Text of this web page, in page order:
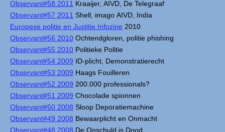
Observant#58 2011 Kraaijer, AIVD, De Telegraaf
Observant#57 2011 Shell, imago AIVD, India
Europese politie en Justitie Infozine 2010
Observant#56 2010 Ochtendgloren, politie phishing
Observant#55 2010 Politieke Politie
Observant#54 2009 ID-plicht, Demonstratierecht
Observant#53 2009 Haags Fouilleren
Observant#52 2009 200.000 professionals?
Observant#51 2009 Chocolade spionnen
Observant#50 2008 Sloop Deporatiemachine
Observant#49 2008 Bewaarplicht en Onmacht
Observant#48 2008 De Onschuld is Dood